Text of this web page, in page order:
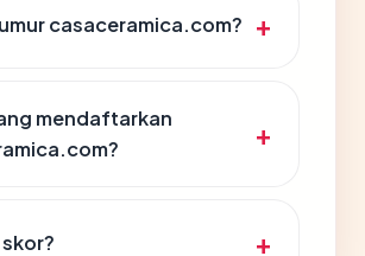
casaceramica.com?
mendaftarkan